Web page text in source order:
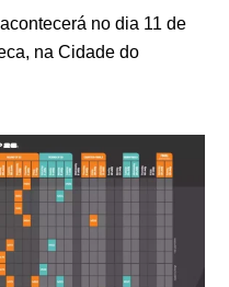
no dia 11 de
na Cidade do